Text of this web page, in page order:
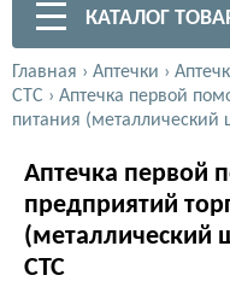
КАТАЛОГ
Главная › Аптечки ›
СТС › Аптечка первой
питания (металлический
Аптечка первой
предприятий
(металлический
СТС